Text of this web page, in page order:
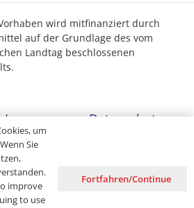
wird mitfinanziert durch
auf der Grundlage des vom
Landtag beschlossenen
Impressum
Datenschutz
um
Sie
improve
to use
Fortfahren/Continue